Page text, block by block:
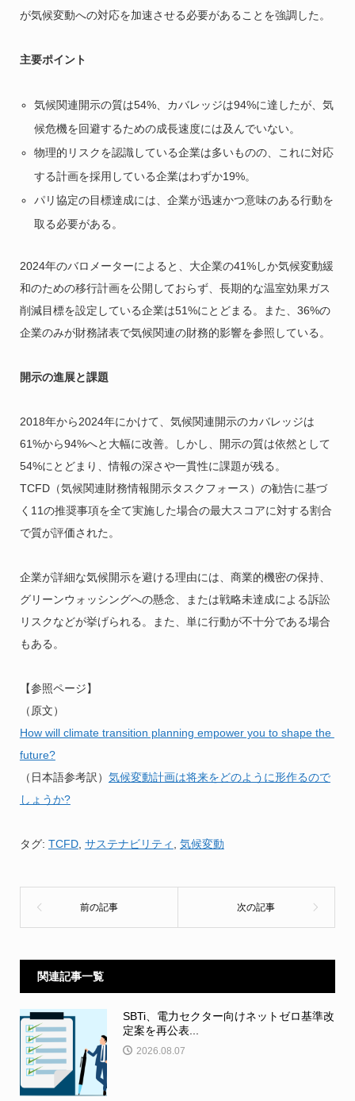
が気候変動への対応を加速させる必要があることを強調した。
主要ポイント
気候関連開示の質は54%、カバレッジは94%に達したが、気
候危機を回避するための成長速度には及んでいない。
物理的リスクを認識している企業は多いものの、これに対応
する計画を採用している企業はわずか19%。
パリ協定の目標達成には、企業が迅速かつ意味のある行動を
取る必要がある。
2024年のバロメーターによると、大企業の41%しか気候変動緩
和のための移行計画を公開しておらず、長期的な温室効果ガス
削減目標を設定している企業は51%にとどまる。また、36%の
企業のみが財務諸表で気候関連の財務的影響を参照している。
開示の進展と課題
2018年から2024年にかけて、気候関連開示のカバレッジは
61%から94%へと大幅に改善。しかし、開示の質は依然として
54%にとどまり、情報の深さや一貫性に課題が残る。
TCFD（気候関連財務情報開示タスクフォース）の勧告に基づ
く11の推奨事項を全て実施した場合の最大スコアに対する割合
で質が評価された。
企業が詳細な気候開示を避ける理由には、商業的機密の保持、
グリーンウォッシングへの懸念、または戦略未達成による訴訟
リスクなどが挙げられる。また、単に行動が不十分である場合
もある。
【参照ページ】
（原文）
How will climate transition planning empower you to shape the
future?
（日本語参考訳） 気候変動計画は将来をどのように形作るので
しょうか?
タグ: TCFD, サステナビリティ 気候変動
関連記事一覧
SBTi、電力セクター向けネットゼロ基準改
定案を再公表...
2026.08.07